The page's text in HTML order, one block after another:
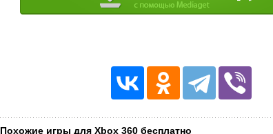
Похожие игры для Xbox 360 бесплатно